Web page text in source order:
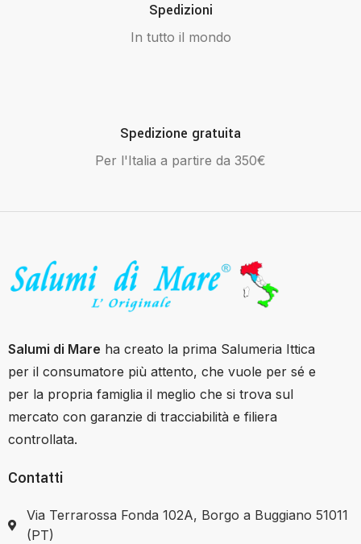
Spedizioni
In tutto il mondo
Spedizione gratuita
Per l'Italia a partire da 350€
Salumi di Mare ha creato la prima Salumeria Ittica
per il consumatore più attento, che vuole per sé e
per la propria famiglia il meglio che si trova sul
mercato con garanzie di tracciabilità e filiera
controllata.
Contatti
Via Terrarossa Fonda 102A, Borgo a Buggiano 51011
(PT)